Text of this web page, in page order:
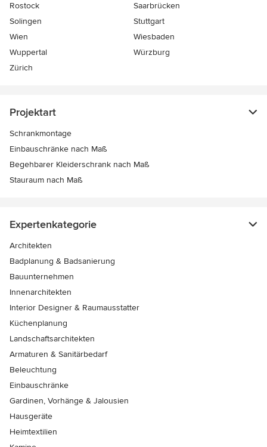
Rostock
Saarbrücken
Solingen
Stuttgart
Wien
Wiesbaden
Wuppertal
Würzburg
Zürich
Projektart
Schrankmontage
Einbauschränke nach Maß
Begehbarer Kleiderschrank nach Maß
Stauraum nach Maß
Expertenkategorie
Architekten
Badplanung & Badsanierung
Bauunternehmen
Innenarchitekten
Interior Designer & Raumausstatter
Küchenplanung
Landschaftsarchitekten
Armaturen & Sanitärbedarf
Beleuchtung
Einbauschränke
Gardinen, Vorhänge & Jalousien
Hausgeräte
Heimtextilien